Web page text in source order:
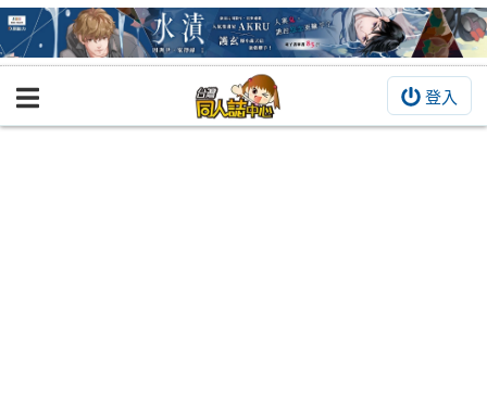
登入
BOOKY書集倉庫